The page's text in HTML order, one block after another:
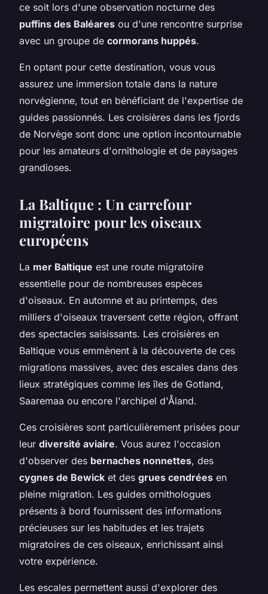
ce soit lors d'une observation nocturne des
puffins des Baléares ou d'une rencontre surprise
avec un groupe de cormorans huppés.
En optant pour cette destination, vous vous
assurez une immersion totale dans la nature
norvégienne, tout en bénéficiant de l'expertise de
guides passionnés. Les croisières dans les fjords
de Norvège sont donc une option incontournable
pour les amateurs d'ornithologie et de paysages
grandioses.
La Baltique : Un carrefour
migratoire pour les oiseaux
européens
La mer Baltique est une route migratoire
essentielle pour de nombreuses espèces
d'oiseaux. En automne et au printemps, des
milliers d'oiseaux traversent cette région, offrant
des spectacles saisissants. Les croisières en
Baltique vous emmènent à la découverte de ces
migrations massives, avec des escales dans des
lieux stratégiques comme les îles de Gotland,
Saaremaa ou encore l'archipel d'Åland.
Ces croisières sont particulièrement prisées pour
leur diversité aviaire. Vous aurez l'occasion
d'observer des bernaches nonnettes, des
cygnes de Bewick et des grues cendrées en
pleine migration. Les guides ornithologues
présents à bord fournissent des informations
précieuses sur les habitudes et les trajets
migratoires de ces oiseaux, enrichissant ainsi
votre expérience.
Les escales permettent aussi d'explorer des